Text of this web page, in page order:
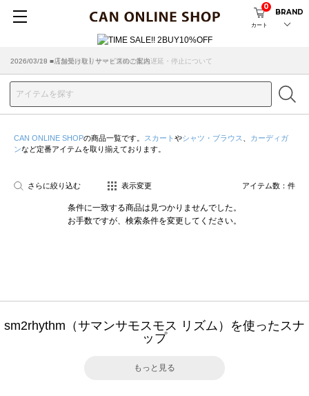
カート
0
BRAND
2026/07/29 ■【お知らせ】ヤマト運輸の配送遅延・停止について
2026/03/18 ■店舗受け取りサービスのご案内
CAN ONLINE SHOPの商品一覧です。 スカート やシャツ・ブラウス
カーディガ
ンなど定番アイテムを取り揃えております。
さらに絞り込む 表示変更 アイテム数： 件
条件に一致する商品は見つかりませんでした。
お手数ですが、検索条件を変更してください。
sm2rhythm（サマンサモスモス リズム）を使ったスナ
ップ
もっと見る